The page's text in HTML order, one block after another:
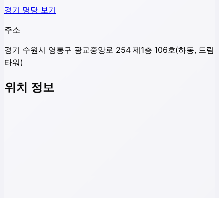
경기 명당 보기
주소
경기 수원시 영통구 광교중앙로 254 제1층 106호(하동, 드림
타워)
위치 정보